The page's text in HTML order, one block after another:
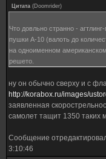
Цитата (Doomrider)
Что довльно странно -
пушки А-10 (валоть до
на одноименном
решето.
ну он обычно сверху и с
http://korabox.ru/images/
заявленная
самолет тащит 1350 таких
Сообщение
3:10:46